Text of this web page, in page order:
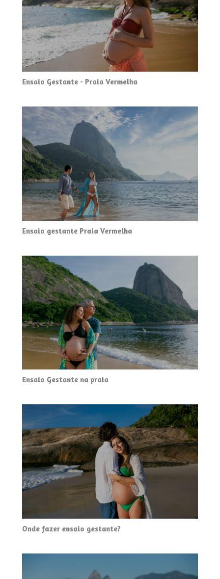
Ensaio Gestante - Praia Vermelha
Ensaio gestante Praia Vermelha
Ensaio Gestante na praia
Onde fazer ensaio gestante?